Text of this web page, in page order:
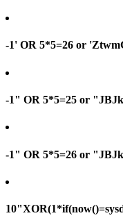
-1' OR 5*5=26 or
-1" OR 5*5=25 or
-1" OR 5*5=26 or